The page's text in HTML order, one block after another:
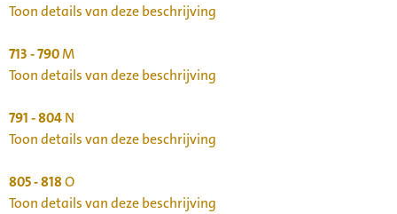
Toon details van deze beschrijving
713 - 790M
Toon details van deze beschrijving
791 - 804N
Toon details van deze beschrijving
805 - 818O
Toon details van deze beschrijving